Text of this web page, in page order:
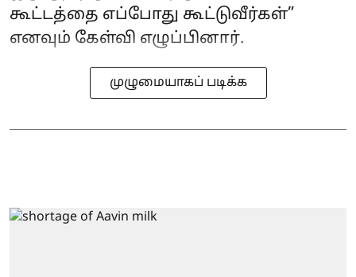
கூட்டத்தை எப்போது கூட்டுவீர்கள்”
எனவும் கேள்வி எழுப்பினார்.
முழுமையாகப் படிக்க